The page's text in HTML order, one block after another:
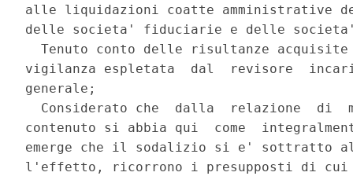
alle liquidazioni coatte amministrative
delle societa' fiduciarie e delle
Tenuto conto delle risultanze
vigilanza espletata  dal  revisore
generale;
Considerato che  dalla  relazione  di
contenuto si abbia qui  come
emerge che il sodalizio si e' sottratto
l'effetto, ricorrono i presupposti di cui